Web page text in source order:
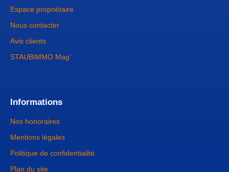
Espace propriétaire
Nous contacter
Avis clients
STAUBIMMO Mag'
Informations
Nos honoraires
Mentions légales
Politique de confidentialité
Plan du site